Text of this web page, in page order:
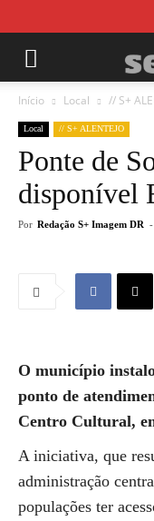
Início Local // S+
Local // S+ ALENTEJO
Ponte de
disponível
Por Redação S+ Imagem DR -
O município
ponto de
Centro Cultural,
A iniciativa, que
administração
populações ter